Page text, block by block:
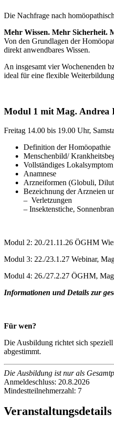
Die Nachfrage nach
Mehr Wissen. Mehr Sicherheit.
Von den Grundlagen der
direkt anwendbares Wissen.
An insgesamt vier Wochenenden
ideal für eine flexible
Modul 1 mit Mag. Andrea
Freitag 14.00 bis 19.00 Uhr,
Definition der Homöopathie
Menschenbild/
Vollständiges
Anamnese
Arzneiformen (Globuli,
Bezeichnung der Arzneien
– Verletzungen
– Insektenstiche,
Modul 2: 20./21.11.26 ÖGHM
Modul 3: 22./23.1.27 Webinar,
Modul 4: 26./27.2.27 ÖGHM,
Informationen und Details zur
Für wen?
Die Ausbildung richtet sich
abgestimmt.
Die Ausbildung ist nur als
Anmeldeschluss: 20.8.2026
Mindestteilnehmerzahl: 7
Veranstaltungsdetails